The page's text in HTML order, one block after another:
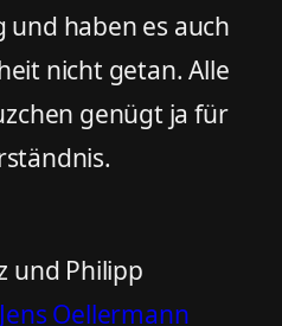
und haben es auch
nicht getan. Alle
genügt ja für
und Philipp
Oellermann